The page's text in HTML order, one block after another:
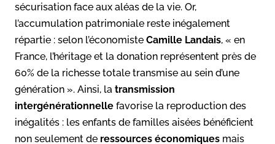
sécurisation face aux aléas de la vie. Or,
l’accumulation patrimoniale reste inégalement
répartie : selon l’économiste Camille Landais, « en
France, l’héritage et la donation représentent près de
60% de la richesse totale transmise au sein d’une
génération ». Ainsi, la transmission
intergénérationnelle favorise la reproduction des
inégalités : les enfants de familles aisées bénéficient
non seulement de ressources économiques mais